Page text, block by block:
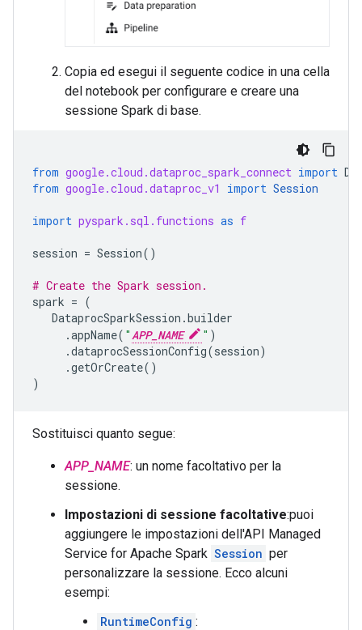
Copia ed esegui il seguente codice in una cella
del notebook per configurare e creare una
sessione Spark di base.
from google.cloud.dataproc_spark_connect import
from google.cloud.dataproc_v1 import Session
import pyspark.sql.functions as f
session = Session()
# Create the Spark session.
spark = (
DataprocSparkSession .builder
.appName( " APP_NAME " )
.dataprocSessionConfig(session)
.getOrCreate()
)
Sostituisci quanto segue:
APP_NAME: un nome facoltativo per la
sessione.
Impostazioni di sessione facoltative:puoi
aggiungere le impostazioni dell'API Managed
Service for Apache Spark Session per
personalizzare la sessione. Ecco alcuni
esempi:
RuntimeConfig :